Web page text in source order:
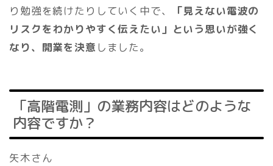
り勉強を続けたりしていく中で、
「見えない電波の
リスクをわかりやすく伝えたい」という思いが強く
なり、開業を決意 しました。
「高階電測」の業務内容はどのような
内容ですか？
矢木さん